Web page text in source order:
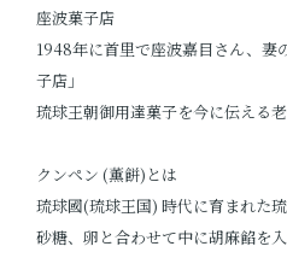
座波菓子店
1948年に首里で座波嘉目さん、妻
子店」
琉球王朝御用達菓子を今に伝える
クンペン (薫餅)とは
琉球國(琉球王国) 時代に育まれた
砂糖、卵と合わせて中に胡麻餡を